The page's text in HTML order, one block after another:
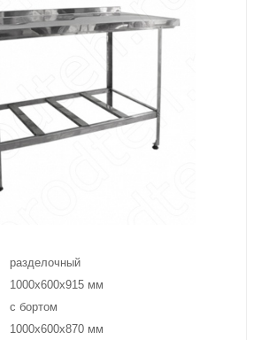
разделочный
1000х600х915 мм
с бортом
1000х600х870 мм